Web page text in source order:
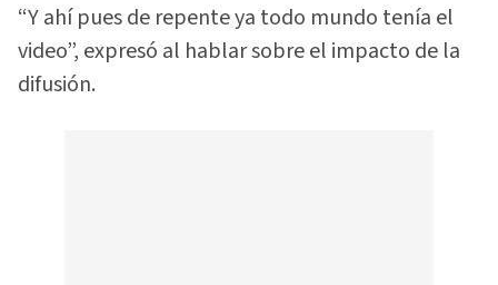
“Y ahí pues de repente ya todo mundo tenía el
video”, expresó al hablar sobre el impacto de la
difusión.